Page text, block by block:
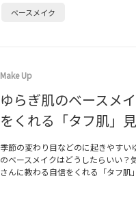
ベースメイク
Make Up
ゆらぎ肌のベースメ
をくれる「タフ肌」
季節の変わり目などのに起きやすい
のベースメイクはどうしたらいい？
さんに教わる自信をくれる「タフ肌